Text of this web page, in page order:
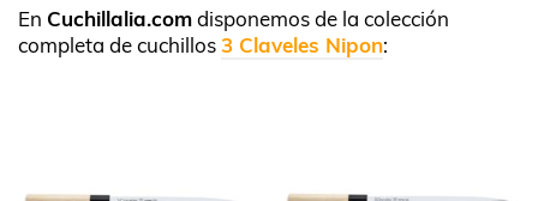
En Cuchillalia.comdisponemos de la colección
completa de cuchillos3 Claveles Nipon: